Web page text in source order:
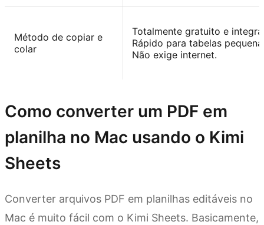
Método de copiar e
colar
Totalmente gratuito e
Rápido para tabelas
Não exige internet.
Como converter um PDF em
planilha no Mac usando o Kimi
Sheets
Converter arquivos PDF em planilhas editáveis no
Mac é muito fácil com o Kimi Sheets. Basicamente,